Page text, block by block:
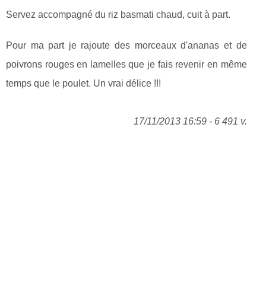
Servez accompagné du riz basmati chaud, cuit à part.
Pour ma part je rajoute des morceaux d'ananas et de
poivrons rouges en lamelles que je fais revenir en même
temps que le poulet. Un vrai délice !!!
17/11/2013 16:59 - 6 491 v.